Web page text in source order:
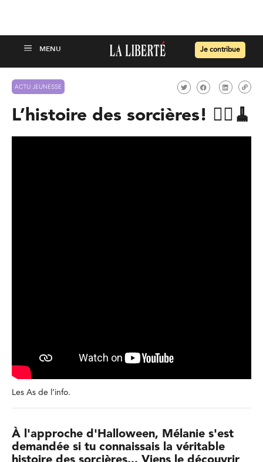
Je contribue
ACTU JEUNESSE
L’histoire des sorcières! 🧙‍♀️🧹
Les As de l’info.
À l'approche d'Halloween, Mélanie s'est
demandée si tu connaissais la véritable